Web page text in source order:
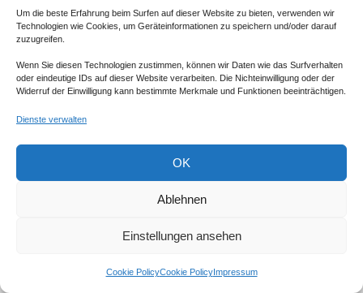
Um die beste Erfahrung beim Surfen auf dieser Website zu bieten, verwenden wir
Technologien wie Cookies, um Geräteinformationen zu speichern und/oder darauf
zuzugreifen.
Wenn Sie diesen Technologien zustimmen, können wir Daten wie das Surfverhalten
oder eindeutige IDs auf dieser Website verarbeiten. Die Nichteinwilligung oder der
Widerruf der Einwilligung kann bestimmte Merkmale und Funktionen beeinträchtigen.
Dienste verwalten
OK
Ablehnen
Einstellungen ansehen
Cookie PolicyCookie PolicyImpressum
Exoplaneten
Definition eines Exoplaneten
unseres Sonnensystems umkreist.